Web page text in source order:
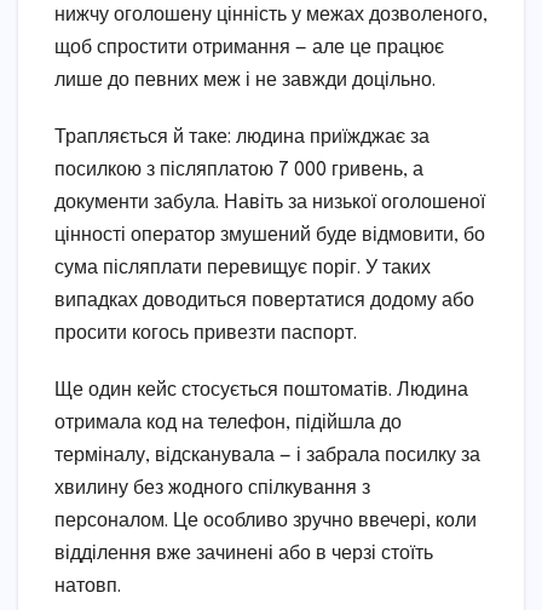
нижчу оголошену цінність у межах дозволеного,
щоб спростити отримання — але це працює
лише до певних меж і не завжди доцільно.
Трапляється й таке: людина приїжджає за
посилкою з післяплатою 7 000 гривень, а
документи забула. Навіть за низької оголошеної
цінності оператор змушений буде відмовити, бо
сума післяплати перевищує поріг. У таких
випадках доводиться повертатися додому або
просити когось привезти паспорт.
Ще один кейс стосується поштоматів. Людина
отримала код на телефон, підійшла до
терміналу, відсканувала — і забрала посилку за
хвилину без жодного спілкування з
персоналом. Це особливо зручно ввечері, коли
відділення вже зачинені або в черзі стоїть
натовп.